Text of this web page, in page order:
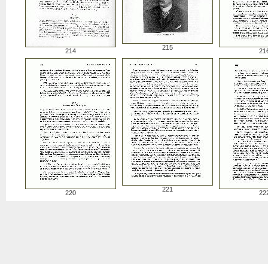
214 215
220 221